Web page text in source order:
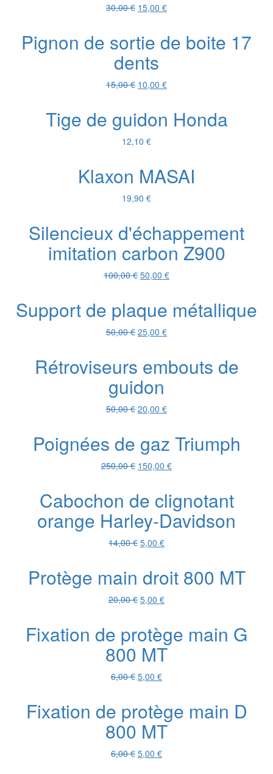
30,00€ Le
était :
30,00 €.
15,00 €Le
est :
Pignon de sortie de boite 17
dents
15,00€ Le
était :
10,00 €Le
est :
Tige de guidon Honda
12,10 €
Klaxon MASAI
19,90 €
Silencieux d'échappement
imitation carbon Z900
100,00€ Le
était :
100,00 €.
50,00 €Le
est :
Support de plaque métallique
50,00€ Le
était :
50,00 €.
25,00 €Le
est :
Rétroviseurs embouts de
guidon
50,00€ Le
était :
50,00 €.
20,00 €Le
est :
Poignées de gaz Triumph
250,00€ Le
était :
250,00 €.
150,00 €Le
est :
150,00 €.
Cabochon de clignotant
orange Harley-Davidson
14,00€ Le
était :
5,00 €Le
est :
Protège main droit 800 MT
20,00€ Le
était :
20,00 €.
5,00 €Le
est :
5,00 €.
Fixation de protège main G
800 MT
6,00€ Le
était :
6,00 €.
5,00 €Le
est :
5,00 €.
Fixation de protège main D
800 MT
6,00€ Le
5,00 €Le